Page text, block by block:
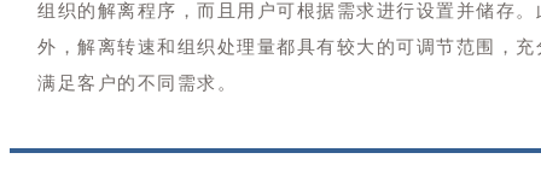
组织的解离程序，而且用户可根据需求进行设置并储存。
外，解离转速和组织处理量都具有较大的可调节范围，充
满足客户的不同需求。